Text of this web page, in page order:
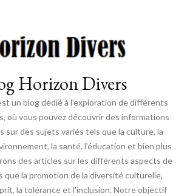
Horizon Divers
un blog dédié à l'exploration de différents
où vous pouvez découvrir des informations
sur des sujets variés tels que la culture, la
la santé, l'éducation et bien plus
des articles sur les différents aspects de
que la promotion de la diversité culturelle,
la tolérance et l'inclusion. Notre objectif